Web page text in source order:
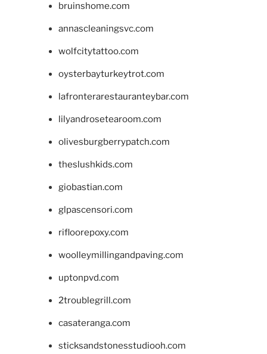
bruinshome.com
annascleaningsvc.com
wolfcitytattoo.com
oysterbayturkeytrot.com
lafronterarestauranteybar.com
lilyandrosetearoom.com
olivesburgberrypatch.com
theslushkids.com
giobastian.com
glpascensori.com
rifloorepoxy.com
woolleymillingandpaving.com
uptonpvd.com
2troublegrill.com
casateranga.com
sticksandstonesstudiooh.com